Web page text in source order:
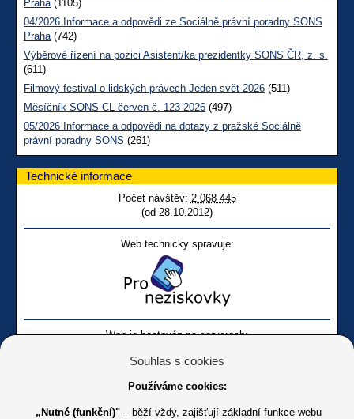
Praha(1105)
04/2026 Informace a odpovědi ze Sociálně právní poradny SONS
Praha(742)
Výběrové řízení na pozici Asistent/ka prezidentky SONS ČR, z. s.
(611)
Filmový festival o lidských právech Jeden svět 2026 (511)
Měsíčník SONS CL červen č. 123 2026 (497)
05/2026 Informace a odpovědi na dotazy z pražské Sociálně
právní poradny SONS (261)
Technické informace
Počet návštěv: 2 068 445
(od 28.10.2012)
Web technicky spravuje:
Web je hostován na serverech:
Souhlas s cookies
Používáme cookies:
„Nutné (funkční)" – běží vždy, zajišťují základní funkce webu